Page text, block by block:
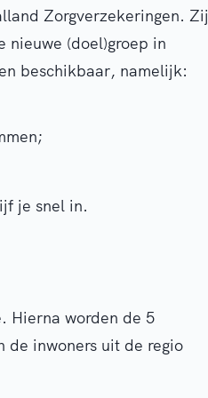
Zorgverzekeringen. Zij
nieuwe (doel)groep in
beschikbaar, namelijk:
je snel in.
Hierna worden de 5
de inwoners uit de regio